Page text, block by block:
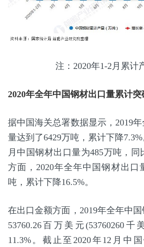
注：2020年1-2月累计
2020年全年中国钢材出口量累计突
据中国海关总署数据显示，2019
量达到了6429万吨，累计下降
月中国钢材出口量为485万吨，同
方面，2020年全年中国钢材出口
吨，累计下降16.5%。
在出口金额方面，2019年全年中
53760.26百万美元(53760260
11.3%。截止至2020年12月中